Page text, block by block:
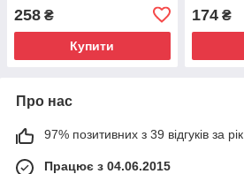
258 ₴
Купити
174₴
Про нас
97% позитивних з 39 відгуків за рік
Працює з 04.06.2015